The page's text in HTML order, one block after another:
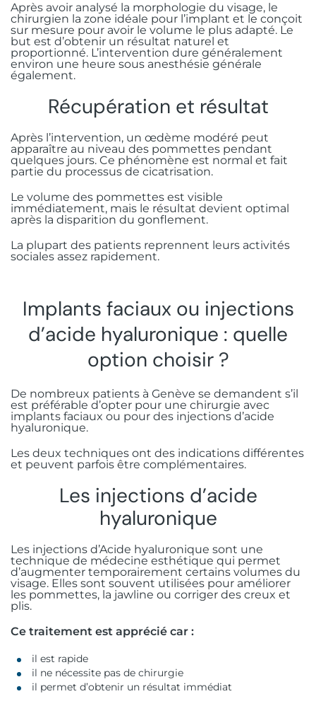
Après avoir analysé la morphologie du visage, le
chirurgien la zone idéale pour l’implant et le conçoit
sur mesure pour avoir le volume le plus adapté. Le
but est d’obtenir un résultat naturel et
proportionné. L’intervention dure généralement
environ une heure sous anesthésie générale
également.
Récupération et résultat
Après l’intervention, un œdème modéré peut
apparaître au niveau des pommettes pendant
quelques jours. Ce phénomène est normal et fait
partie du processus de cicatrisation.
Le volume des pommettes est visible
immédiatement, mais le résultat devient optimal
après la disparition du gonflement.
La plupart des patients reprennent leurs activités
sociales assez rapidement.
Implants faciaux ou injections
d’acide hyaluronique : quelle
option choisir ?
De nombreux patients à Genève se demandent s’il
est préférable d’opter pour une chirurgie avec
implants faciaux ou pour des injections d’acide
hyaluronique.
Les deux techniques ont des indications différentes
et peuvent parfois être complémentaires.
Les injections d’acide
hyaluronique
Les injections d’Acide hyaluronique sont une
technique de médecine esthétique qui permet
d’augmenter temporairement certains volumes du
visage. Elles sont souvent utilisées pour améliorer
les pommettes, la jawline ou corriger des creux et
plis.
Ce traitement est apprécié car :
il est rapide
il ne nécessite pas de chirurgie
il permet d’obtenir un résultat immédiat